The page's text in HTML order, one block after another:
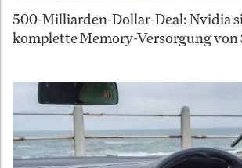
500-Milliarden-Dollar-Deal: Nvidia
komplette Memory-Versorgung